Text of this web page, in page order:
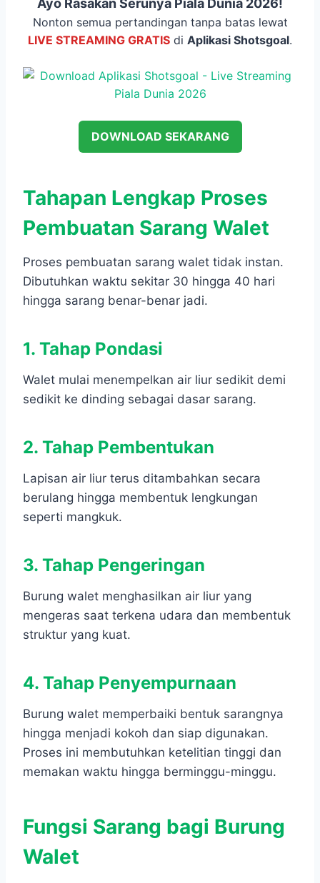
Ayo Rasakan Serunya Piala Dunia 2026!
Nonton semua pertandingan tanpa batas lewat
LIVE STREAMING GRATIS di Aplikasi Shotsgoal.
DOWNLOAD SEKARANG
Tahapan Lengkap Proses
Pembuatan Sarang Walet
Proses pembuatan sarang walet tidak instan.
Dibutuhkan waktu sekitar 30 hingga 40 hari
hingga sarang benar-benar jadi.
1. Tahap Pondasi
Walet mulai menempelkan air liur sedikit demi
sedikit ke dinding sebagai dasar sarang.
2. Tahap Pembentukan
Lapisan air liur terus ditambahkan secara
berulang hingga membentuk lengkungan
seperti mangkuk.
3. Tahap Pengeringan
Burung walet menghasilkan air liur yang
mengeras saat terkena udara dan membentuk
struktur yang kuat.
4. Tahap Penyempurnaan
Burung walet memperbaiki bentuk sarangnya
hingga menjadi kokoh dan siap digunakan.
Proses ini membutuhkan ketelitian tinggi dan
memakan waktu hingga berminggu-minggu.
Fungsi Sarang bagi Burung
Walet